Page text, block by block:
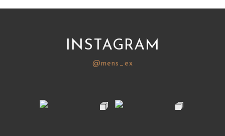
INSTAGRAM
@mens_ex